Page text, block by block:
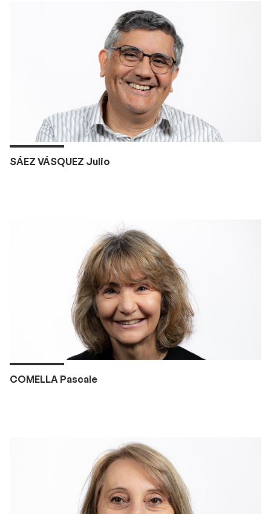
SÁEZ VÁSQUEZ Julio
COMELLA Pascale